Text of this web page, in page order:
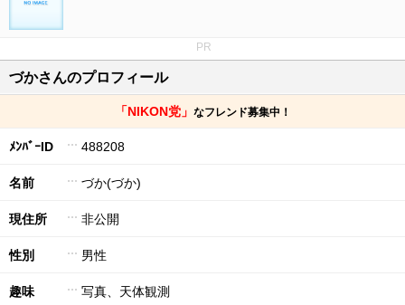
PR
づかさんのプロフィール
「NIKON党」 なフレンド募集中！
ﾒﾝﾊﾞｰID 488208
名前 づか(づか)
現住所 非公開
性別 男性
趣味 写真、天体観測